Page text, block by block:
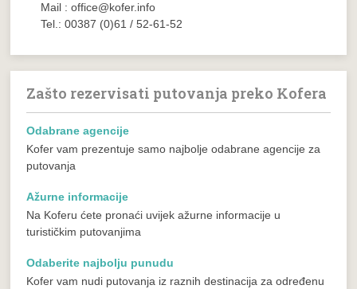
Mail : office@kofer.info
Tel.: 00387 (0)61 / 52-61-52
Zašto rezervisati putovanja preko Kofera
Odabrane agencije
Kofer vam prezentuje samo najbolje odabrane agencije za
putovanja
Ažurne informacije
Na Koferu ćete pronaći uvijek ažurne informacije u
turističkim putovanjima
Odaberite najbolju punudu
Kofer vam nudi putovanja iz raznih destinacija za određenu